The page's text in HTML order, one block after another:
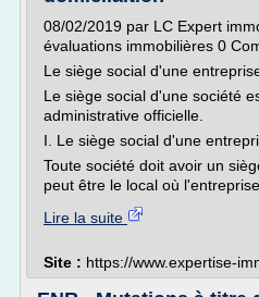
08/02/2019 par LC Expert
évaluations immobilières 0
Le siège social d'une
Le siège social d'une société
administrative officielle.
I. Le siège social d'une
Toute société doit avoir un
peut être le local où
Lire la suite
Site : https://www.expertise-